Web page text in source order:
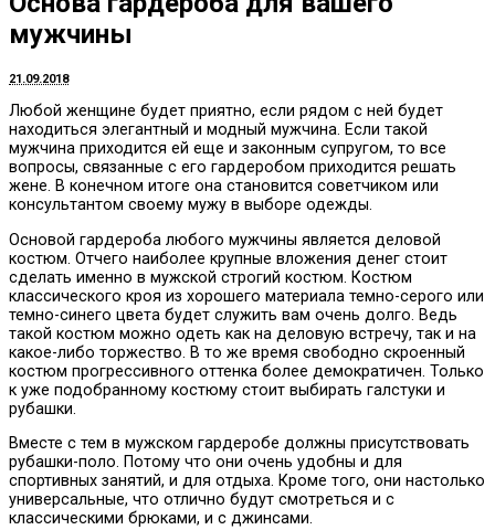
мужчины
21.09.2018
Любой женщине будет приятно, если рядом с ней будет
находиться элегантный и модный мужчина. Если такой
мужчина приходится ей еще и законным супругом, то все
вопросы, связанные с его гардеробом приходится решать
жене. В конечном итоге она становится советчиком или
консультантом своему мужу в выборе одежды.
Основой гардероба любого мужчины является деловой
костюм. Отчего наиболее крупные вложения денег стоит
сделать именно в мужской строгий костюм. Костюм
классического кроя из хорошего материала темно-серого или
темно-синего цвета будет служить вам очень долго. Ведь
такой костюм можно одеть как на деловую встречу, так и на
какое-либо торжество. В то же время свободно скроенный
костюм прогрессивного оттенка более демократичен. Только
к уже подобранному костюму стоит выбирать галстуки и
рубашки.
Вместе с тем в мужском гардеробе должны присутствовать
рубашки-поло. Потому что они очень удобны и для
спортивных занятий, и для отдыха. Кроме того, они настолько
универсальные, что отлично будут смотреться и с
классическими брюками, и с джинсами.